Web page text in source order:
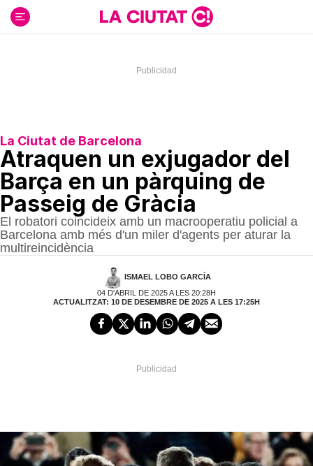
contenido
La Ciutat de Barcelona
Atraquen un exjugador del
Barça en un pàrquing de
Passeig de Gràcia
El robatori coincideix amb un macrooperatiu policial a
Barcelona amb més d'un miler d'agents per aturar la
multireincidència
ISMAEL LOBO GARCÍA
04 D'ABRIL DE 2025 A LES 20:28H
ACTUALITZAT: 10 DE DESEMBRE DE 2025 A LES 17:25H